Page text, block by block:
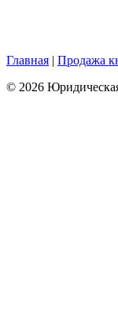
Главная | Продажа
© 2026